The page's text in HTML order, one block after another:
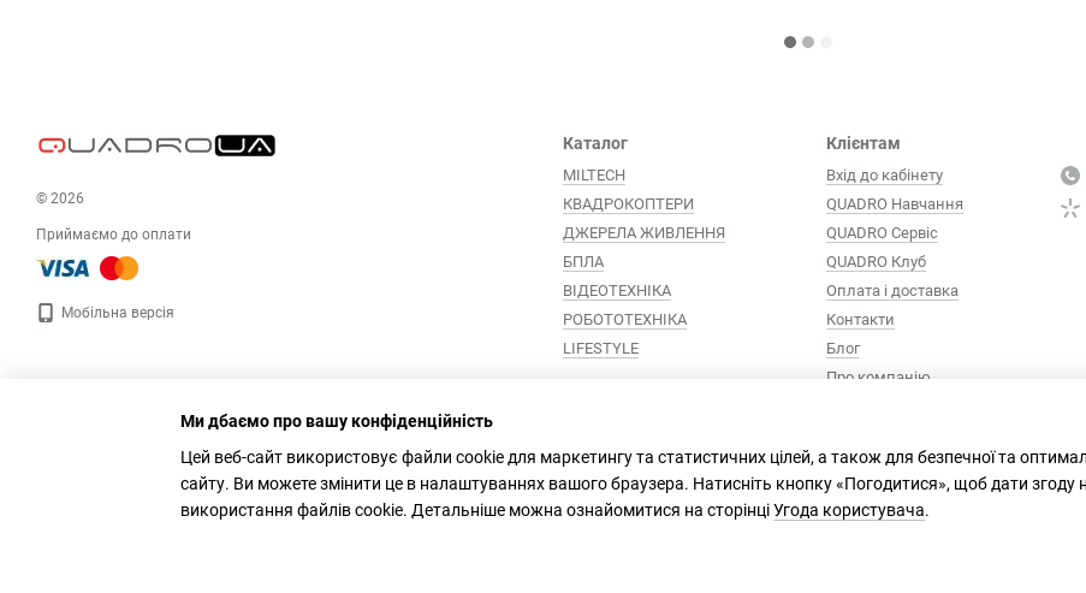
© 2026
Приймаємо до оплати
Мобільна версія
Каталог
MILTECH
КВАДРОКОПТЕРИ
ДЖЕРЕЛА ЖИВЛЕННЯ
БПЛА
ВІДЕОТЕХНІКА
РОБОТОТЕХНІКА
LIFESTYLE
Клієнтам
Вхід до кабінету
QUADRO Навчання
QUADRO Сервіc
QUADRO Клуб
Оплата і доставка
Контакти
Блог
Про компанію
Ми дбаємо про вашу конфіденційність
Цей веб-сайт використовує файли cookie для маркетингу та статистичних цілей, а також для безпечної та
сайту. Ви можете змінити це в налаштуваннях вашого браузера. Натисніть кнопку «Погодитися», щоб дати згоду
використання файлів cookie. Детальніше можна ознайомитися на сторінціУгода користувача.